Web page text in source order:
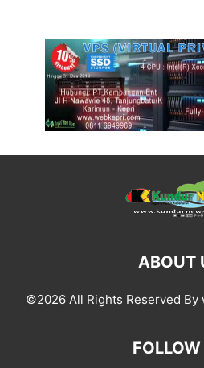
ABOUT
©2026 All Rights Reserved By